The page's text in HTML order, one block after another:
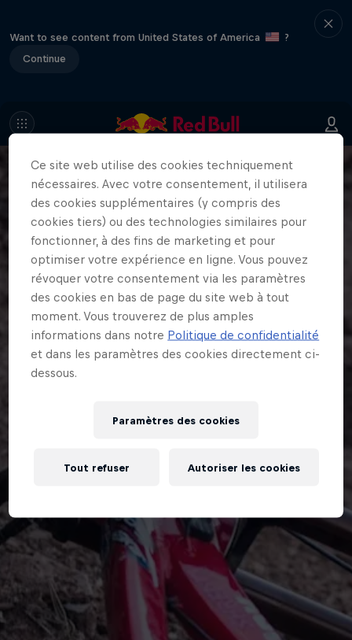
Want to see content from United States of America
?
Continue
Ce site web utilise des cookies techniquement
nécessaires. Avec votre consentement, il utilisera
des cookies supplémentaires (y compris des
cookies tiers) ou des technologies similaires pour
fonctionner, à des fins de marketing et pour
optimiser votre expérience en ligne. Vous pouvez
révoquer votre consentement via les paramètres
des cookies en bas de page du site web à tout
moment. Vous trouverez de plus amples
informations dans notre Politique de confidentialité
et dans les paramètres des cookies directement ci-
dessous.
Paramètres des cookies
Tout refuser Autoriser les cookies